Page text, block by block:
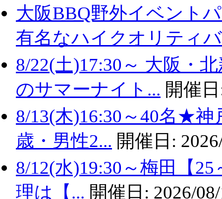
大阪BBQ野外イベント
有名なハイクオリティ
8/22(土)17:30～ 大阪・
のサマーナイト... 開催
8/13(木)16:30～40名★神
歳・男性2... 開催日:
8/12(水)19:30～梅田【
理は【... 開催日: 2026/